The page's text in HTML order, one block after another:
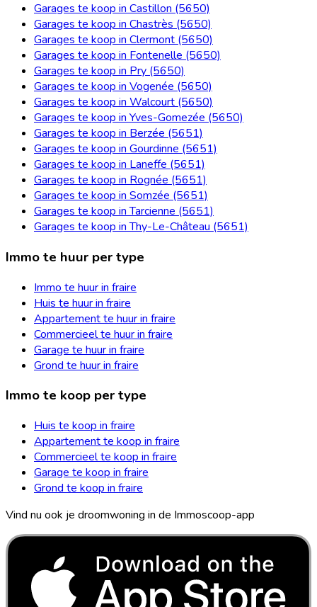
Garages te koop in Castillon (5650)
Garages te koop in Chastrès (5650)
Garages te koop in Clermont (5650)
Garages te koop in Fontenelle (5650)
Garages te koop in Pry (5650)
Garages te koop in Vogenée (5650)
Garages te koop in Walcourt (5650)
Garages te koop in Yves-Gomezée (5650)
Garages te koop in Berzée (5651)
Garages te koop in Gourdinne (5651)
Garages te koop in Laneffe (5651)
Garages te koop in Rognée (5651)
Garages te koop in Somzée (5651)
Garages te koop in Tarcienne (5651)
Garages te koop in Thy-Le-Château (5651)
Immo te huur per type
Immo te huur in fraire
Huis te huur in fraire
Appartement te huur in fraire
Commercieel te huur in fraire
Garage te huur in fraire
Grond te huur in fraire
Immo te koop per type
Huis te koop in fraire
Appartement te koop in fraire
Commercieel te koop in fraire
Garage te koop in fraire
Grond te koop in fraire
Vind nu ook je droomwoning in de Immoscoop-app